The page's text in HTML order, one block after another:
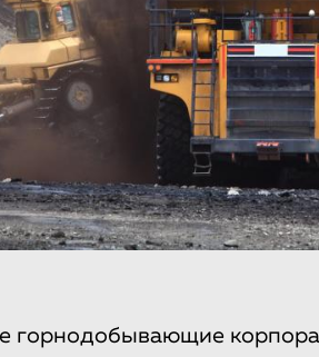
горнодобывающие